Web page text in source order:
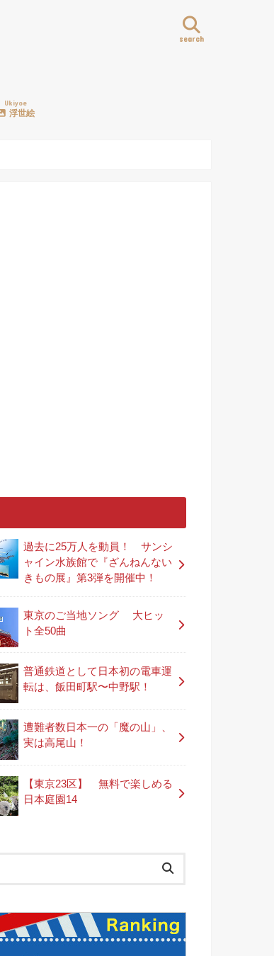
search
Ukiyoe
浮世絵
過去に25万人を動員！ サンシ
ャイン水族館で『ざんねんない
きもの展』第3弾を開催中！
東京のご当地ソング 大ヒッ
ト全50曲
普通鉄道として日本初の電車運
転は、飯田町駅〜中野駅！
遭難者数日本一の「魔の山」、
実は高尾山！
【東京23区】 無料で楽しめる
日本庭園14